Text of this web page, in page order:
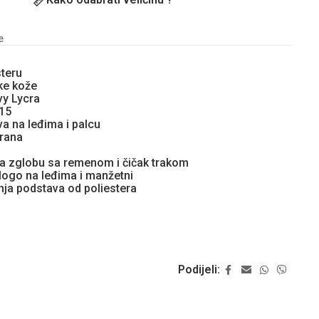
kože
Lycra
na leđima i palcu
zglobu sa remenom i čičak trakom
na leđima i manžetni
podstava od poliestera
Podijeli: